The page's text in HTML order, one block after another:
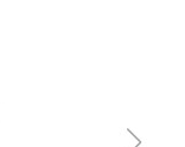
KONTAKT